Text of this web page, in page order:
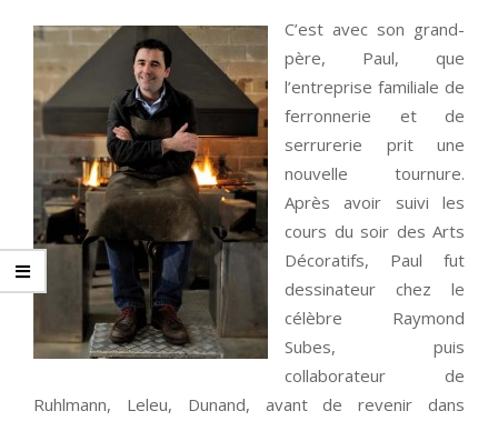
C’est avec son grand-
père, Paul, que
l’entreprise familiale de
ferronnerie et de
serrurerie prit une
nouvelle tournure.
Après avoir suivi les
cours du soir des Arts
Décoratifs, Paul fut
dessinateur chez le
célèbre Raymond
Subes, puis
collaborateur de
Ruhlmann, Leleu, Dunand, avant de revenir dans